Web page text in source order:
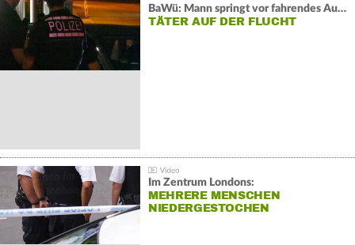
BaWü: Mann springt vor fahrendes Auto und schießt
TÄTER AUF DER FLUCHT
Im Zentrum Londons:
MEHRERE MENSCHEN
NIEDERGESTOCHEN